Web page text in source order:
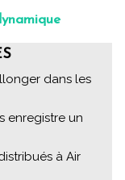
dans les
enregistre un
à Air